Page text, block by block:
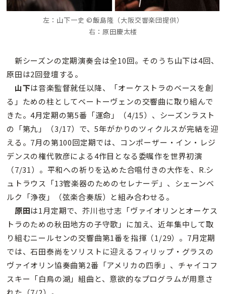
左：山下一史 ©飯島隆（大阪交響楽団提供）
右：原田慶太楼
新シーズンの定期演奏会は全10回。そのうち山下は4回、
原田は2回登壇する。
山下は音楽監督就任以降、「オーケストラのベースを創
る」ための柱としてベートーヴェンの交響曲に取り組んで
きた。4月定期の第5番「運命」（4/15）、シーズンラスト
の「第九」（3/17）で、5年がかりのツィクルスが完結を迎
える。7月の第100回定期では、コンポーザー・イン・レジ
デンスの権代敦彦による4作目となる委嘱作を世界初演
（7/31）。平和への祈りを込めた合唱付きの大作を、R.シ
ュトラウス「13管楽器のためのセレナーデ」、シェーンベ
ルク「浄夜」（弦楽合奏版）と組み合わせる。
原田は1月定期で、芥川也寸志「ヴァイオリンとオーケス
トラのための秋田地方の子守歌」に加え、近年集中して取
り組むニールセンの交響曲第1番を指揮（1/29）。7月定期
では、石田泰尚をソリストに迎えるフィリップ・グラスの
ヴァイオリン協奏曲第2番「アメリカの四季」、チャイコフ
スキー「白鳥の湖」組曲と、意欲的なプログラムが用意さ